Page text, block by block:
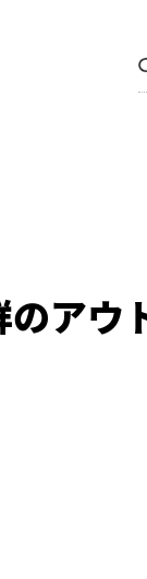
アウ